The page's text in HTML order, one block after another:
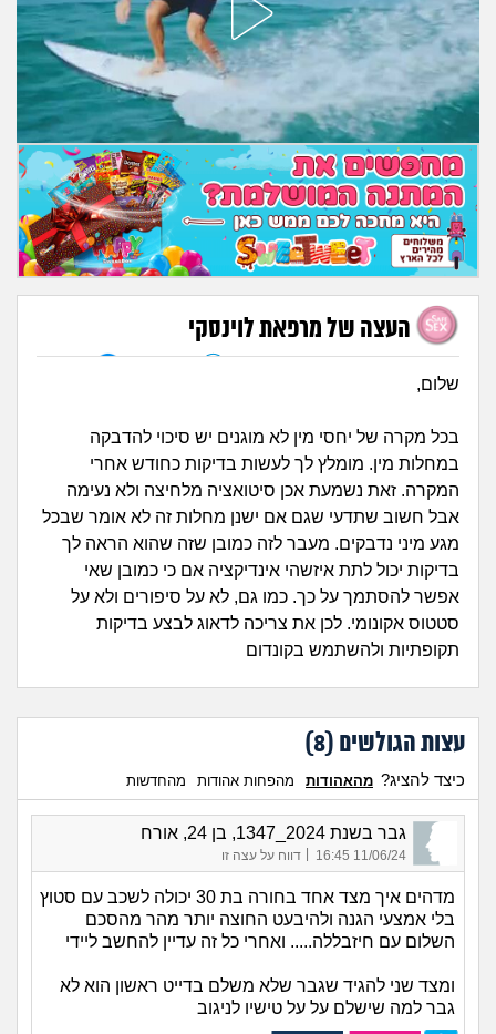
פיננסי וכלכלה
בין הסדינים
חיות מחמד
יוקר המחיה
גאווה
העצה של מרפאת לוינסקי
שלום,
בכל מקרה של יחסי מין לא מוגנים יש סיכוי להדבקה
במחלות מין. מומלץ לך לעשות בדיקות כחודש אחרי
המקרה. זאת נשמעת אכן סיטואציה מלחיצה ולא נעימה
אבל חשוב שתדעי שגם אם ישנן מחלות זה לא אומר שבכל
מגע מיני נדבקים. מעבר לזה כמובן שזה שהוא הראה לך
בדיקות יכול לתת איזשהי אינדיקציה אם כי כמובן שאי
אפשר להסתמך על כך. כמו גם, לא על סיפורים ולא על
סטטוס אקונומי. לכן את צריכה לדאוג לבצע בדיקות
תקופתיות ולהשתמש בקונדום
עצות הגולשים (8
)
כיצד להציג? מהאהודות מהפחות אהודות מהחדשות
גבר בשנת 2024_1347, בן 24, אורח
11/06/24 16:45 דווח על עצה זו
מדהים איך מצד אחד בחורה בת 30 יכולה לשכב עם סטוץ
בלי אמצעי הגנה ולהיבעט החוצה יותר מהר מהסכם
השלום עם חיזבללה..... ואחרי כל זה עדיין להחשב ליידי
ומצד שני להגיד שגבר שלא משלם בדייט ראשון הוא לא
גבר למה שישלם על על טישיו לניגוב